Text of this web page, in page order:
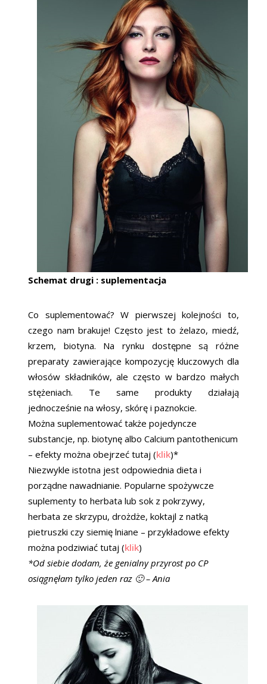
Schemat drugi : suplementacja
Co suplementować? W pierwszej kolejności to,
czego nam brakuje! Często jest to żelazo, miedź,
krzem, biotyna. Na rynku dostępne są różne
preparaty zawierające kompozycję kluczowych dla
włosów składników, ale często w bardzo małych
stężeniach. Te same produkty działają
jednocześnie na włosy, skórę i paznokcie.
Można suplementować także pojedyncze
substancje, np. biotynę albo Calcium pantothenicum
– efekty można obejrzeć tutaj (klik)*
Niezwykle istotna jest odpowiednia dieta i
porządne nawadnianie. Popularne spożywcze
suplementy to herbata lub sok z pokrzywy,
herbata ze skrzypu, drożdże, koktajl z natką
pietruszki czy siemię lniane – przykładowe efekty
można podziwiać tutaj (klik)
*Od siebie dodam, że genialny przyrost po CP
osiągnęłam tylko jeden raz 🙂 – Ania